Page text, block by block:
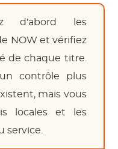
d'abord les
NOW et vérifiez
de chaque titre.
contrôle plus
mais vous
locales et les
service.